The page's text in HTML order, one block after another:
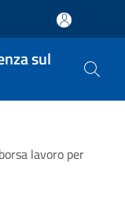
sul
lavoro per